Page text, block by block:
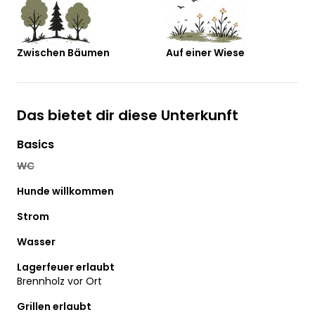
Zwischen Bäumen Auf einer Wiese
Das bietet dir diese Unterkunft
Basics
WC
Hunde willkommen
Strom
Wasser
Lagerfeuer erlaubt
Brennholz vor Ort
Grillen erlaubt